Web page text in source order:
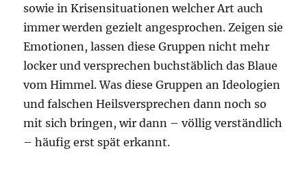
sowie in Krisensituationen welcher Art auch
immer werden gezielt angesprochen. Zeigen sie
Emotionen, lassen diese Gruppen nicht mehr
locker und versprechen buchstäblich das Blaue
vom Himmel. Was diese Gruppen an Ideologien
und falschen Heilsversprechen dann noch so
mit sich bringen, wir dann – völlig verständlich
– häufig erst spät erkannt.